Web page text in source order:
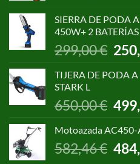
era:
SIERRA DE PODA
450W+ 2
299,00€ El
precio
TIJERA DE PODA
STARK L
650,00€
El
precio
Motoazada
582,46€
El
precio